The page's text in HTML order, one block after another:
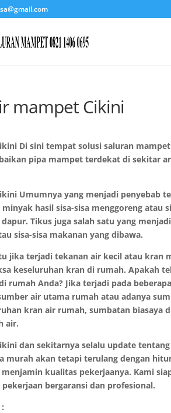
mampet Cikini
Di sini tempat solusi saluran
pipa mampet terdekat di sekitar
Umumnya yang menjadi penyebab
hasil sisa-sisa menggoreng atau
Tikus juga salah satu yang
sisa-sisa makanan yang dibawa.
jika terjadi tekanan air kecil atau kran
keseluruhan kran di rumah. Apakah
rumah Anda? Jika terjadi pada
air utama rumah atau adanya
kran air rumah, sumbatan biasaya
air.
dan sekitarnya selalu update
murah akan tetapi terulang dengan
kualitas pekerjaanya. Kami
bergaransi dan profesional.